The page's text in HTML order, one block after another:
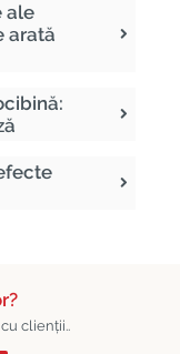
ale
arată
clienții..